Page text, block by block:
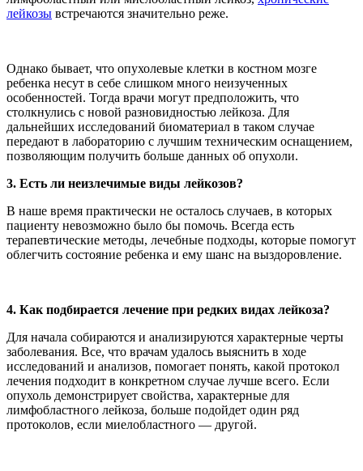
лейкозы встречаются значительно реже.
Однако бывает, что опухолевые клетки в костном мозге
ребенка несут в себе слишком много неизученных
особенностей. Тогда врачи могут предположить, что
столкнулись с новой разновидностью лейкоза. Для
дальнейших исследований биоматериал в таком случае
передают в лабораторию с лучшим техническим оснащением,
позволяющим получить больше данных об опухоли.
3. Есть ли неизлечимые виды лейкозов?
В наше время практически не осталось случаев, в которых
пациенту невозможно было бы помочь. Всегда есть
терапевтические методы, лечебные подходы, которые помогут
облегчить состояние ребенка и ему шанс на выздоровление.
4. Как подбирается лечение при редких видах лейкоза?
Для начала собираются и анализируются характерные черты
заболевания. Все, что врачам удалось выяснить в ходе
исследований и анализов, помогает понять, какой протокол
лечения подходит в конкретном случае лучше всего. Если
опухоль демонстрирует свойства, характерные для
лимфобластного лейкоза, больше подойдет один ряд
протоколов, если миелобластного — другой.